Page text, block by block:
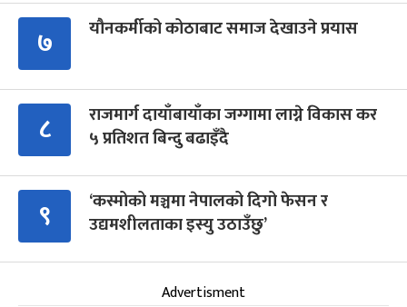
७ यौनकर्मीको कोठाबाट समाज देखाउने प्रयास
८
राजमार्ग दायाँबायाँका जग्गामा लाग्ने विकास कर
५ प्रतिशत बिन्दु बढाइँदै
९
‘कस्मोको मञ्चमा नेपालको दिगो फेसन र
उद्यमशीलताका इस्यु उठाउँछु’
Advertisment